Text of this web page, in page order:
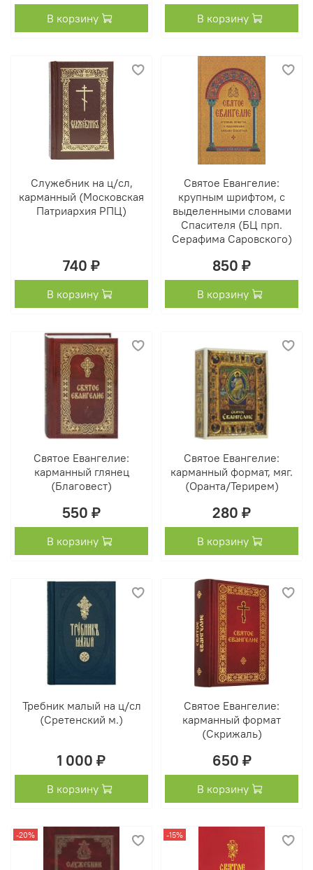
В корзину В корзину
Служебник на ц/сл,
карманный (Московская
Патриархия РПЦ)
740 ₽
В корзину
Святое Евангелие:
крупным шрифтом, с
выделенными словами
Спасителя (БЦ прп.
Серафима Саровского)
850 ₽
В корзину
Святое Евангелие:
карманный глянец
(Благовест)
550 ₽
В корзину
Святое Евангелие:
карманный формат, мяг.
(Оранта/Терирем)
280 ₽
В корзину
Требник малый на ц/сл
(Сретенский м.)
1 000 ₽
В корзину
Святое Евангелие:
карманный формат
(Скрижаль)
650 ₽
В корзину
-20% -15%